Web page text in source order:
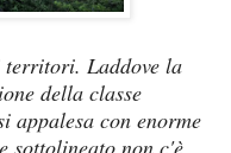
territori. Laddove la
della classe
appalesa con enorme
sottolineato non c'è